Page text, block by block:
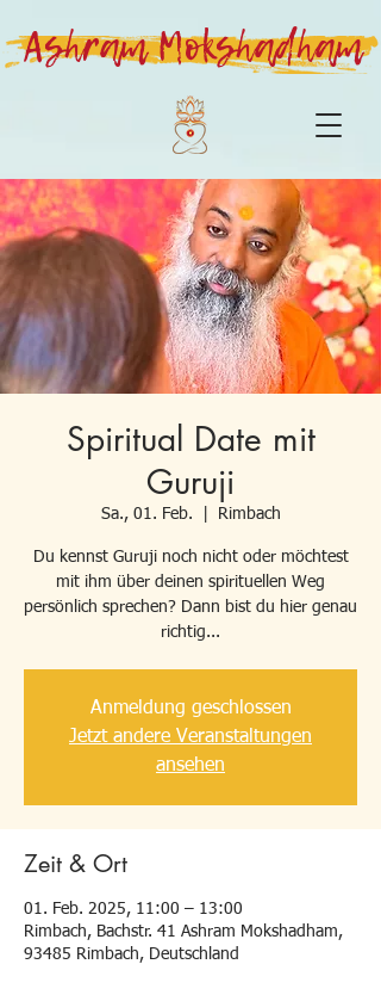
Ashram Mokshadham
Spiritual Date mit
Guruji
Sa., 01. Feb. Rimbach
Du kennst Guruji noch nicht oder möchtest
mit ihm über deinen spirituellen Weg
persönlich sprechen? Dann bist du hier genau
richtig...
Anmeldung geschlossen
Jetzt andere Veranstaltungen
ansehen
Zeit & Ort
01. Feb. 2025, 11:00 – 13:00
Rimbach, Bachstr. 41 Ashram Mokshadham,
93485 Rimbach, Deutschland